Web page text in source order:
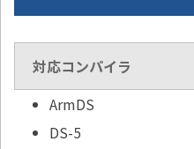
対応コンパイラ
ArmDS
DS-5